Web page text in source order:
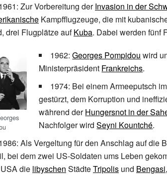
Zur Vorbereitung derInvasion in der
Kampfflugzeuge, die mit
drei Flugplätze aufKuba. Dabei werden fünf
1962:Georges Pompidou wird
Ministerpräsident Frankreichs.
1974: Bei einem Armeeputsch im
gestürzt, dem Korruption und
während derHungersnot in der
Nachfolger wirdSeyni Kountché.
Als Vergeltung für den Anschlag auf die
bei dem zwei US-Soldaten ums Leben
die libyschen StädteTripolis und Bengasi